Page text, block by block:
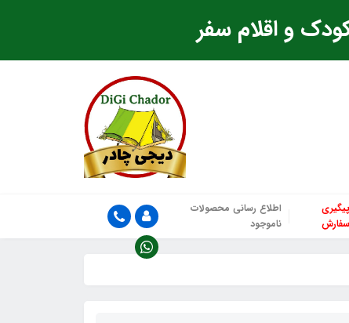
و اقلام سفر
پیگیری
سفارش
اطلاع رسانی محصولات
ناموجود